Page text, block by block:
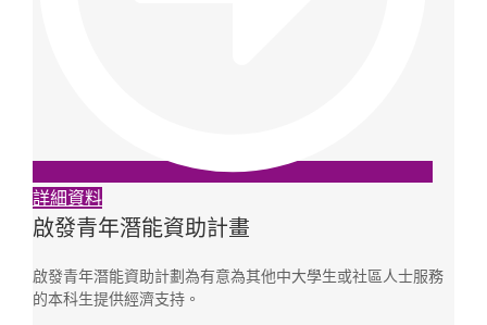
詳細資料
啟發青年潛能資助計畫
啟發青年潛能資助計劃為有意為其他中大學生或社區人士服務
的本科生提供經濟支持。